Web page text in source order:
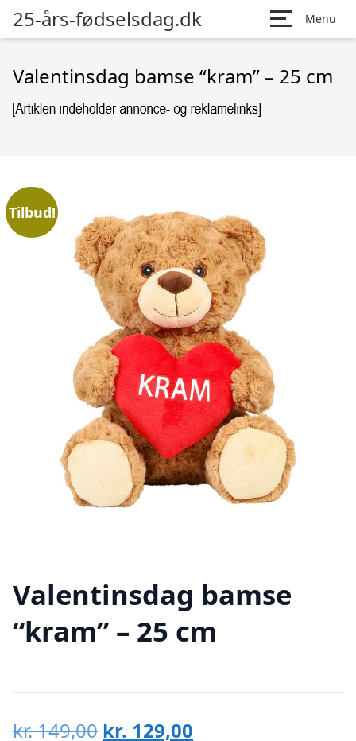
25-års-fødselsdag.dk Menu
Valentinsdag bamse “kram” – 25 cm
Tilbud!
Valentinsdag bamse
“kram” – 25 cm
kr.149,00 Den
kr. 129,00